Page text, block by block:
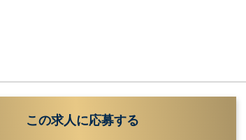
この求人に応募する